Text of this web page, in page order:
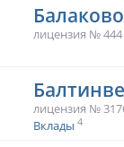
лицензия № 444
лицензия №
Вклады 4